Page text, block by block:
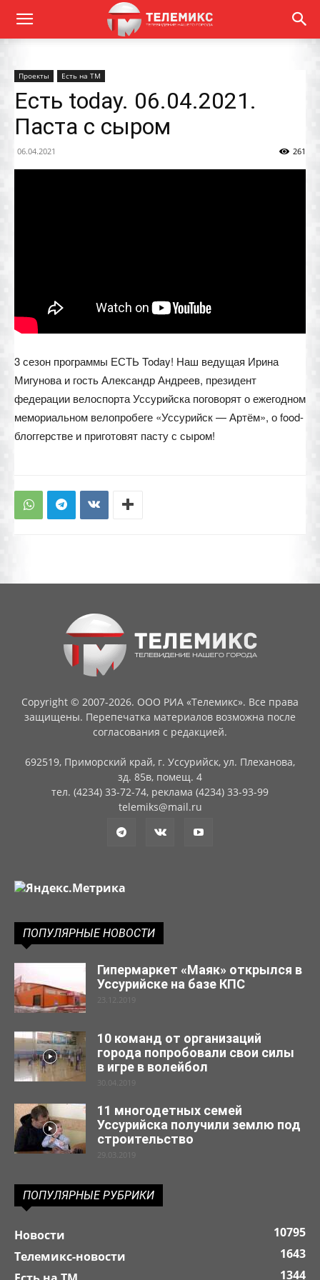
Проекты Есть на ТМ
Есть today. 06.04.2021.
Паста с сыром
06.04.2021 261
3 сезон программы ЕСТЬ Today! Наш ведущая Ирина
Мигунова и гость Александр Андреев, президент
федерации велоспорта Уссурийска поговорят о ежегодном
мемориальном велопробеге «Уссурийск — Артём», о food-
блоггерстве и приготовят пасту с сыром!
Copyright © 2007-2026. ООО РИА «Телемикс». Все права
защищены. Перепечатка материалов возможна после
согласования с редакцией.
692519, Приморский край, г. Уссурийск, ул. Плеханова,
зд. 85в, помещ. 4
тел. (4234) 33-72-74, реклама (4234) 33-93-99
telemiks@mail.ru
ПОПУЛЯРНЫЕ НОВОСТИ
Гипермаркет «Маяк» открылся в
Уссурийске на базе КПС
23.12.2019
10 команд от организаций
города попробовали свои силы
в игре в волейбол
30.04.2019
11 многодетных семей
Уссурийска получили землю под
строительство
29.03.2019
ПОПУЛЯРНЫЕ РУБРИКИ
Новости
10795
Телемикс-новости
1643
1344